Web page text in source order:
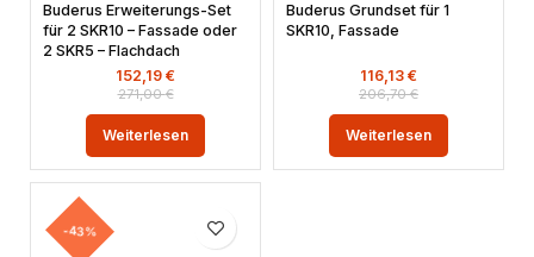
Buderus Erweiterungs-Set
für 2 SKR10 – Fassade oder
2 SKR5 – Flachdach
271,00€
152,19 €
Weiterlesen
Buderus Grundset für 1
SKR10, Fassade
206,70€
116,13 €
Weiterlesen
-43%